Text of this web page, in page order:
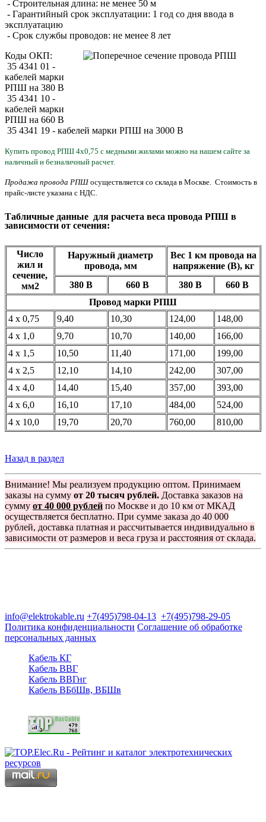
- Строительная длина: не менее 50 м
- Гарантийный срок эксплуатации: 1 год со дня ввода в
эксплуатацию
- Срок службы проводов: не менее 8 лет
Коды ОКП:
35 4341 01 -
кабелей марки
РПШ на 380 В
35 4341 10 -
кабелей марки
РПШ на 660 В
35 4341 19 - кабелей марки РПШ на 3000 В
Купить провод РПШ 4х0,75 с медными жилами можно на нашем сайте за
наличный и безналичный расчет.
Продажа провода РПШ осуществляется со склада в Москве. Стоимость в
прайс-листе указана с НДС.
Табличные данные для расчета веса провода РПШ в
зависимости от сечения:
Число
жил и
сечение,
мм2
Наружный диаметр
провода, мм
Вес 1 км провода на
напряжение (В), кг
380 В
660 В 380 В 660 В
Провод марки РПШ
4 x 0,75
9,40 10,30 124,00
148,00
4 x 1,0
9,70 10,70 140,00
166,00
4 x 1,5
10,50 11,40 171,00
199,00
4 x 2,5
12,10 14,10 242,00
307,00
4 x 4,0
14,40 15,40 357,00
393,00
4 x 6,0
16,10 17,10 484,00
524,00
4 x 10,0
19,70 20,70 760,00 810,00
Назад в раздел
Внимание! Мы реализуем продукцию оптом. Принимаем
заказы на сумму от 20 тысяч рублей. Доставка заказов на
сумму от 40 000 рублей по Москве и до 10 км от МКАД
осуществляется бесплатно. При сумме заказа до 40 000
рублей, доставка платная и рассчитывается индивидуально в
зависимости от размеров и веса груза и расстояния от склада.
info@elektrokable.ru +7(495)798-04-13 +7(495)798-29-05
Политика конфиденциальности Соглашение об обработке
персональных данных
Кабель КГ
Кабель ВВГ
Кабель ВВГнг
Кабель ВБбШв, ВБШв